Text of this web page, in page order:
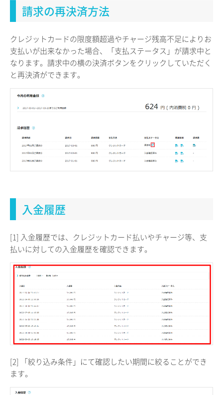
請求の再決済方法
クレジットカードの限度額超過やチャージ残高不足によりお
支払いが出来なかった場合、「支払ステータス」が請求中と
なります。請求中の横の決済ボタンをクリックしていただく
と再決済ができます。
入金履歴
[1] 入金履歴では、クレジットカード払いやチャージ等、支
払いに対しての入金履歴を確認できます。
[2] 「絞り込み条件」にて確認したい期間に絞ることができ
ます。